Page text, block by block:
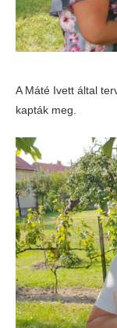
A Máté Ivett által
kapták meg.